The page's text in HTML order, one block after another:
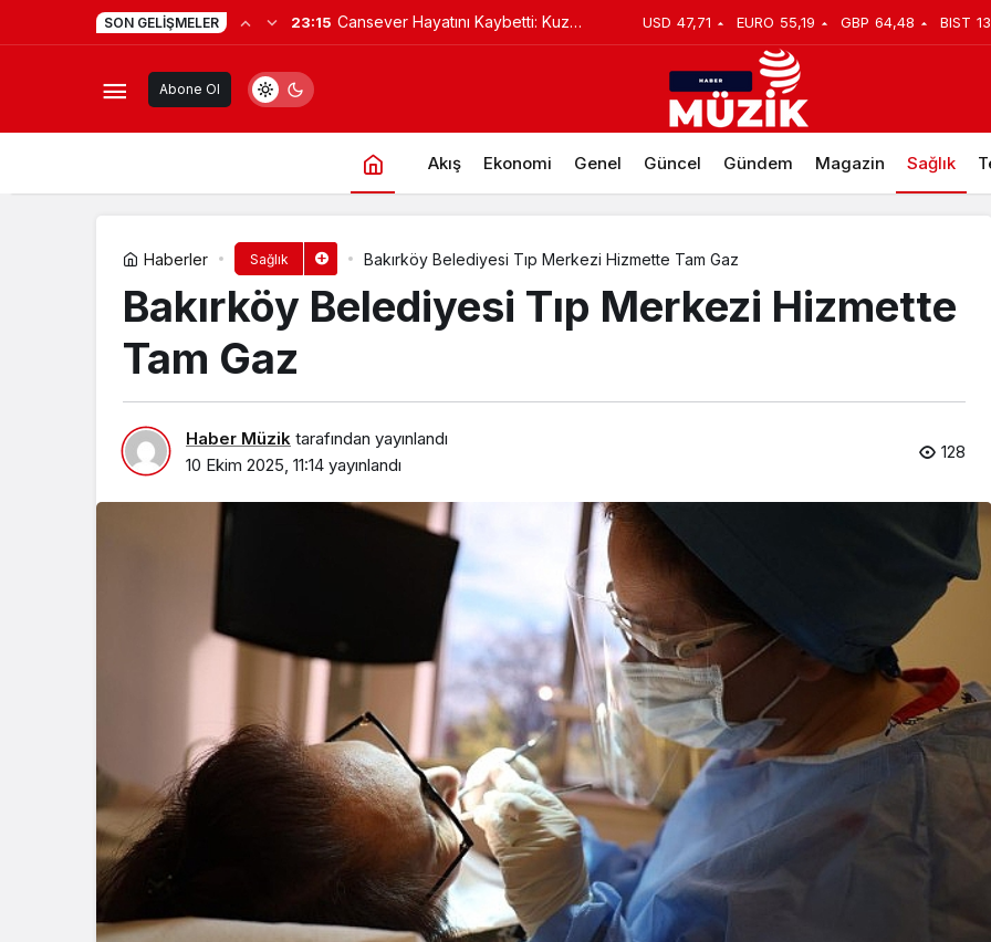
SON GELIŞMELER 23:15 Cansever Hayatını Kaybetti: Kuzey USD 47,71 EURO 55,19 GBP 64,48 BIST
Abone Ol
Akış Ekonomi Genel Güncel Gündem Magazin Sağlık
Haberler Sağlık Bakırköy Belediyesi Tıp Merkezi Hizmette Tam Gaz
Bakırköy Belediyesi Tıp Merkezi Hizmette
Tam Gaz
Haber Müzik tarafından yayınlandı
10 Ekim 2025, 11:14 yayınlandı
128
Zihinsel Yükler EMDR Terapisiyle Hafifletilebiliyor